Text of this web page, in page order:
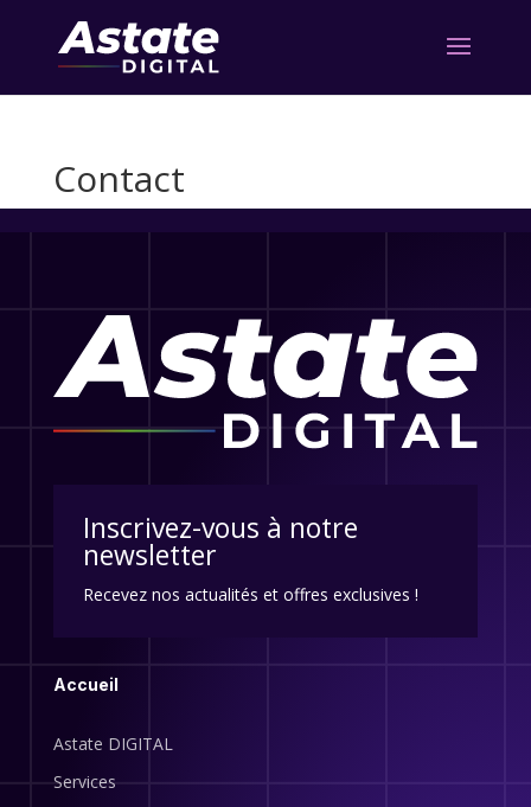
Contact
Inscrivez-vous à notre
newsletter
Recevez nos actualités et offres exclusives !
Accueil
Astate DIGITAL
Services